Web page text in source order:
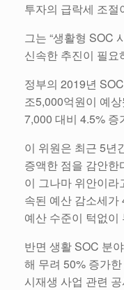
투자의 급락세 조절
그는 “생활형 SOC
신속한 추진이 필요
정부의 2019년
조5,000억원이 예
7,000 대비 4.5%
이 위원은 최근 5년
증액한 점을 감안한
이 그나마 위안이라
속된 예산 감소세
예산 수준이 턱없이
반면 생활 SOC 분
해 무려 50% 증가
시재생 사업 관련